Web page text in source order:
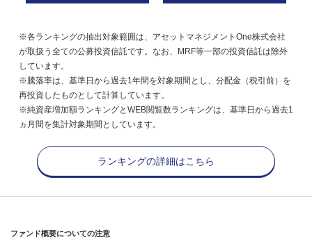
※各ランキングの抽出対象範囲は、アセットマネジメントOne株式会社
が取扱う全ての公募投資信託です。なお、MRF等一部の投資信託は除外
しています。
※騰落率は、基準日から過去1年間を対象期間とし、分配金（税引前）を
再投資したものとして計算しています。
※純資産増加額ランキングとWEB閲覧数ランキングは、基準日から過去1
ヵ月間を集計対象期間としています。
ランキングの詳細はこちら
ファンド概要についての注意